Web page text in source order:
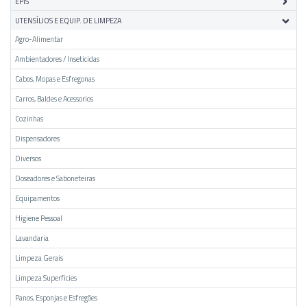
UTENSÍLIOS E EQUIP. DE LIMPEZA
Agro-Alimentar
Ambientadores / Inseticidas
Cabos, Mopas e Esfregonas
Carros, Baldes e Acessorios
Cozinhas
Dispensadores
Diversos
Doseadores e Saboneteiras
Equipamentos
Higiene Pessoal
Lavandaria
Limpeza Gerais
Limpeza Superficies
Panos, Esponjas e Esfregões